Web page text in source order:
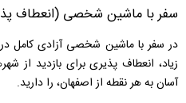
سفر با ماشین شخصی (انعطاف‌
در سفر با ماشین شخصی آزادی کامل
زیاد، انعطاف ‌پذیری برای بازدید از
آسان به هر نقطه از اصفهان، را دارید.